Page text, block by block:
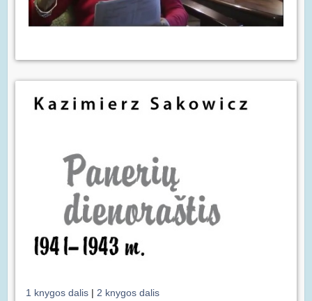
1 knygos dalis | 2 knygos dalis